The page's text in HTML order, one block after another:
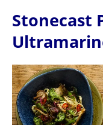
Stonecast